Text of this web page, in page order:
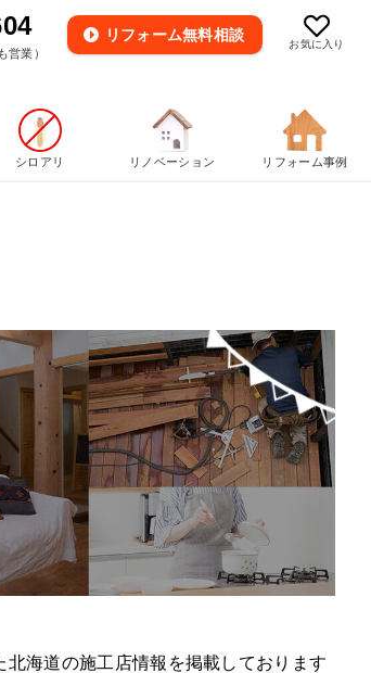
お気に入り
営業）
リフォーム無料相談
海道の施工店情報を掲載しております
シロアリ リノベーション リフォーム事例